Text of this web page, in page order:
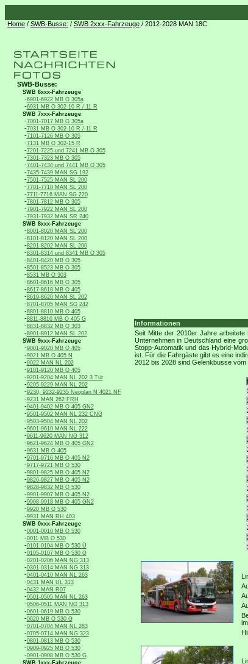
Home / SWB-Busse: / SWB 2xxx-Fahrzeuge / 2012-2028 MAN 18C
SWB-Busse:
SWB 6xxx-Fahrzeuge
-6901-6922 MB O 305a
-6931 MB O 302-10 R /-11 R
SWB 7xxx-Fahrzeuge
-7001-7017 MB O 305a
-7031 MB O 302-10 R /-11 R
-7101-7126 MB O 305
-7131 MB O 302-15 R
-7201-7225 und 7241 MB O 305
-7301-7323 MB O 305
-7401-7434 und 7441 MB O 305
-7435-7439 MAN SG 192
-7501-7525 MAN SL 200
-7701-7710 MAN SL 200
-7711-7716 MAN SG 220
-7801-7812 MB O 305
-7901-7922 MAN SL 200
-7931-7932 MAN SR 240
SWB 8xxx-Fahrzeuge
-8001-8020 MAN SL 200
-8101-8120 MAN SL 200
-8201-8202 MAN SL 200
-8301-8314 und 8341 MB O 305
-8401-8420 MB O 305
-8501-8523 MB O 305
-8531 MB O 303
-8601-8616 MB O 305
-8617-8618 MB O 405
-8619-8620 MAN SL 202
-8701-8705 MAN SG 242
-8801-8810 MB O 405
-8811-8816 MB O 405 G
-8831-8832 MB O 303
-8901-8912 MAN SL 202
SWB 9xxx-Fahrzeuge
-9001-9020 MB O 405
-9021 MB O 405 N
-9022 MAN NL 202
-9101-9120 MB O 405
-9201-9204 MAN NL 202 3 Tür
-9205-9229 MAN NL 202
-9230, 9232-9235 Neoplan N 4021 NF
-9231 MAN 262 FRH
-9401-9402 MB O 405 GN2
-9501-9502 MAN NL 232 CNG
-9503-9504 MAN NL 202
-9601-9610 MAN NL 222
-9611-9620 MAN NG 312
-9621-9624 MB O 405 GN2
-9631 MB O 405
-9701-9716 MB O 405 N2
-9717-9721 MB O 530
-9801-9825 MB O 405 N2
-9826-9827 MB O 405 N2
-9828-9832 MB O 530
-9901-9907 MB O 405 N2
-9908-9918 MB O 405 GN2
-9920 MB O 530
-9931 MAN RH 403
SWB 0xxx-Fahrzeuge
-0001-0010 MB O 530
-0011 MB O 530
-0101-0104 MB O 530 Ü
-0105-0107 MB O 530 G
-0201-0206 MAN NG 313
-0301-0314 MAN NG 313
-0401-0410 MAN NL 263
-0431 MAN ÜL 313
-0432 MAN R07
-0501-0505 MAN NL 263
-0506-0511 MAN NG 313
-0601-0619 MB O 530
-0620 MB O 530 G
-0701-0704 MAN NL 283
-0705-0714 MAN NG 323
-0801-0813 MB O 530
-0909-0925 MB O 530
-0901-0908 MB O 530 G
SWB 1xxx-Fahrzeuge
Informationen
Seit Mitte der 2010er Jahre
Unternehmen in Deutschland eine
Stopp-Automatik und das Hybrid-
ist. Für die Fahrgäste gibt es eine
2012 bis 2028 sind Gelenkbusse vom